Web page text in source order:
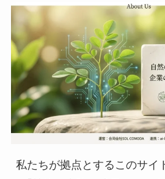
私たちが拠点とするこのサイ